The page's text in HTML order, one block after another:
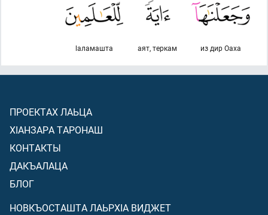
из дир Оаха
аят, теркам
lаламашта
ПРОЕКТАХ ЛАЬЦА
ХIАНЗАРА ТАРОНАШ
КОНТАКТЫ
ДАКЪАЛАЦА
БЛОГ
НОВКЪОСТАШТА ЛАЬРХIА ВИДЖЕТ